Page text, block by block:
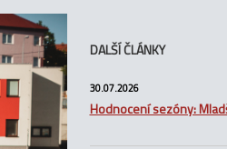
DALŠÍ ČLÁNKY
30.07.2026
Hodnocení sezóny: